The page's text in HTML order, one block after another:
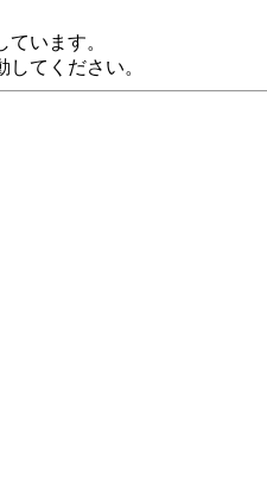
います。
してください。